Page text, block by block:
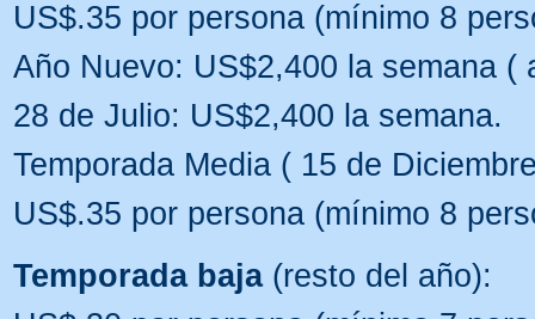
US$.35 por persona (mínimo 8
Año Nuevo: US$2,400 la semana (
28 de Julio: US$2,400 la semana.
Temporada Media ( 15 de
US$.35 por persona (mínimo 8
Temporada baja(resto del año):